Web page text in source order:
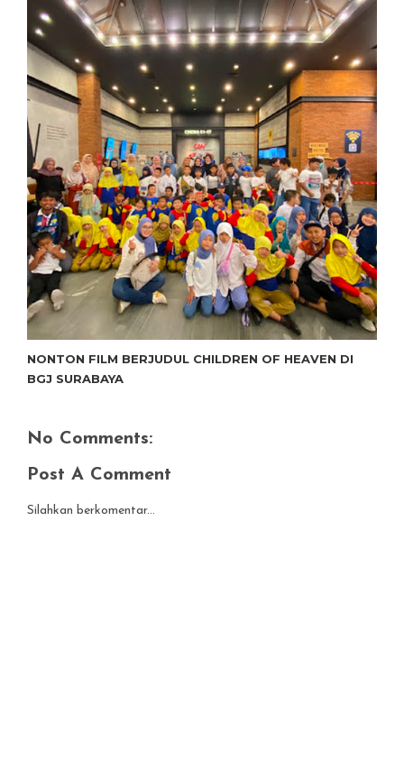
NONTON FILM BERJUDUL CHILDREN OF HEAVEN DI
BGJ SURABAYA
No Comments:
Post A Comment
Silahkan berkomentar...